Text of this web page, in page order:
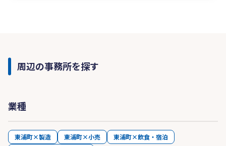
周辺の事務所を探す
業種
東浦町×製造 東浦町×小売
東浦町×飲食・宿泊